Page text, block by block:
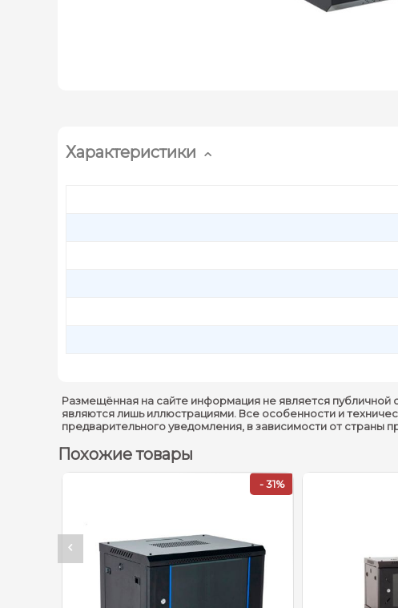
Характеристики
Размещённая на сайте информация не является
являются лишь иллюстрациями. Все особенности и
предварительного уведомления, в зависимости от страны
Похожие товары
- 31%